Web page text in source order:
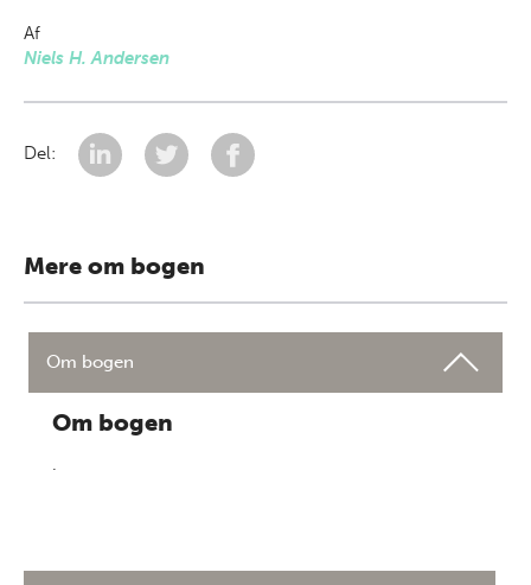
Af
Niels H. Andersen
Del:
Mere om bogen
Om bogen
Om bogen
.